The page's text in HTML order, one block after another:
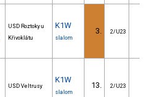
USD Roztoky u
Křivoklátu
K1W
slalom
3. 2/U23
USD Veltrusy
K1W
slalom
13. 2/U23